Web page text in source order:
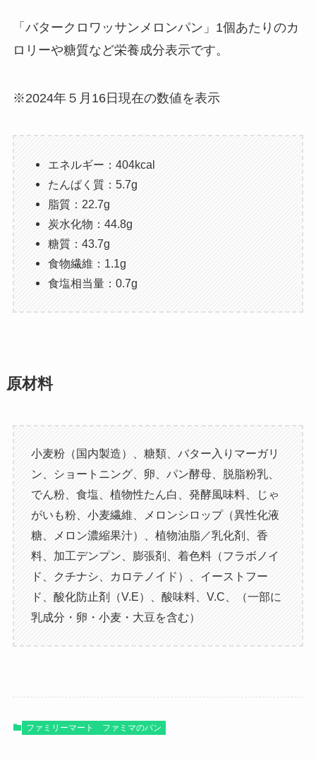
「バタークロワッサンメロンパン」1個あたりのカ
ロリーや糖質など栄養成分表示です。
※2024年５月16日現在の数値を表示
エネルギー：404kcal
たんぱく質：5.7g
脂質：22.7g
炭水化物：44.8g
糖質：43.7g
食物繊維：1.1g
食塩相当量：0.7g
原材料
小麦粉（国内製造）、糖類、バター入りマーガリ
ン、ショートニング、卵、パン酵母、脱脂粉乳、
でん粉、食塩、植物性たん白、発酵風味料、じゃ
がいも粉、小麦繊維、メロンシロップ（異性化液
糖、メロン濃縮果汁）、植物油脂／乳化剤、香
料、加工デンプン、膨張剤、着色料（フラボノイ
ド、クチナシ、カロテノイド）、イーストフー
ド、酸化防止剤（V.E）、酸味料、V.C、（一部に
乳成分・卵・小麦・大豆を含む）
ファミリーマート ファミマのパン